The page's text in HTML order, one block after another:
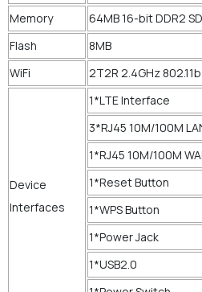
Memory
64MB 16-bit DDR2
Flash
8MB
WiFi
2T2R 2.4GHz
Device
Interfaces
1*LTE Interface
3*RJ45 10M/100M
1*RJ45 10M/100M
1*Reset Button
1*WPS Button
1*Power Jack
1*USB2.0